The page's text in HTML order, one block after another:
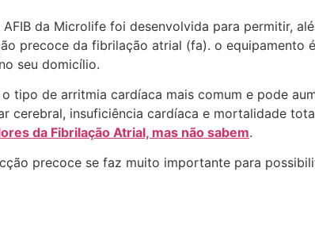
AFIB da Microlife foi desenvolvida para permitir,
precoce da fibrilação atrial (fa). o equipamento
seu domicílio.
o tipo de arritmia cardíaca mais comum e pode
cerebral, insuficiência cardíaca e mortalidade
da Fibrilação Atrial, mas não sabem.
precoce se faz muito importante para